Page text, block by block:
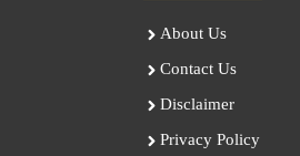
About Us
Contact Us
Disclaimer
Privacy Policy